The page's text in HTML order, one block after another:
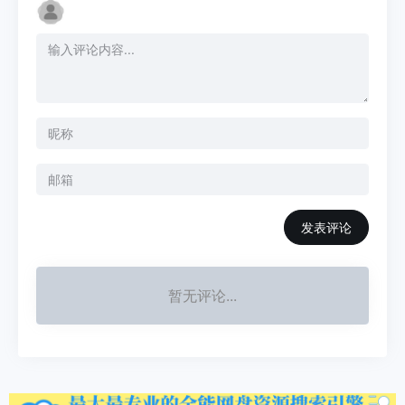
发表评论
暂无评论...